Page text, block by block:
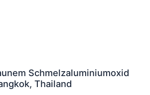
Schmelzaluminiumoxid
Thailand